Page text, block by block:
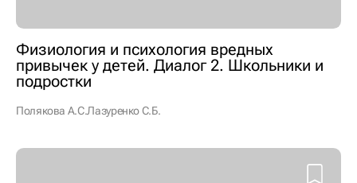
Физиология и психология вредных
привычек у детей. Диалог 2. Школьники и
подростки
Полякова А.С.Лазуренко С.Б.